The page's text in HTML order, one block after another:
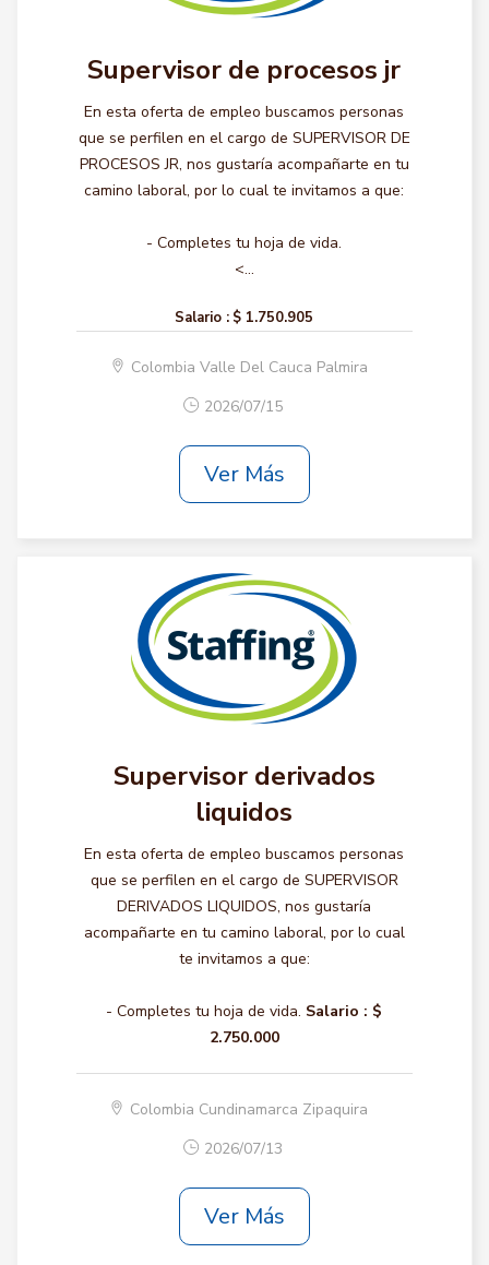
Supervisor de procesos jr
En esta oferta de empleo buscamos personas
que se perfilen en el cargo de SUPERVISOR DE
PROCESOS JR, nos gustaría acompañarte en tu
camino laboral, por lo cual te invitamos a que:
- Completes tu hoja de vida.
<...
Salario : $ 1.750.905
Colombia Valle Del Cauca Palmira
2026/07/15
Ver Más
Supervisor derivados
liquidos
En esta oferta de empleo buscamos personas
que se perfilen en el cargo de SUPERVISOR
DERIVADOS LIQUIDOS, nos gustaría
acompañarte en tu camino laboral, por lo cual
te invitamos a que:
- Completes tu hoja de vida. Salario : $
2.750.000
Colombia Cundinamarca Zipaquira
2026/07/13
Ver Más